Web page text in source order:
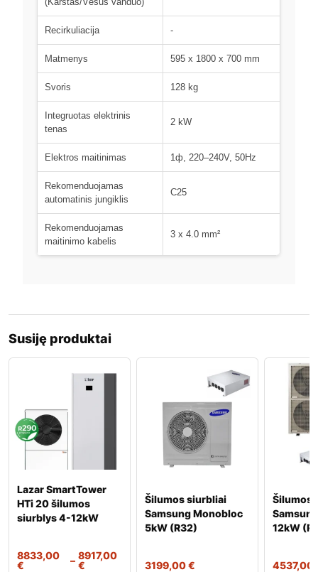
Recirkuliacija -
Matmenys 595 x 1800 x 700 mm
Svoris 128 kg
Integruotas elektrinis
tenas
2 kW
Elektros maitinimas 1ф, 220–240V, 50Hz
Rekomenduojamas
automatinis jungiklis
C25
Rekomenduojamas
maitinimo kabelis
3 x 4.0 mm²
Susiję produktai
Lazar SmartTower
HTi 20 šilumos
siurblys 4-12kW
8833,00
€
– 8917,00
€
Šilumos siurbliai
Samsung Monobloc
5kW (R32)
3199,00€
Šilumos
12kW
4537,00